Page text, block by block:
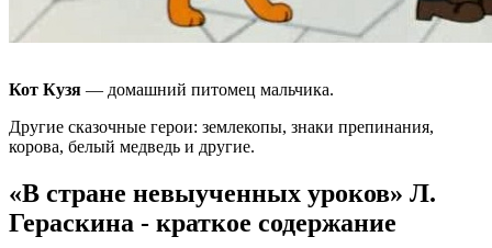
Кот Кузя — домашний питомец мальчика.
Другие сказочные герои: землекопы, знаки препинания,
корова, белый медведь и другие.
«В стране невыученных уроков» Л.
Гераскина - краткое содержание